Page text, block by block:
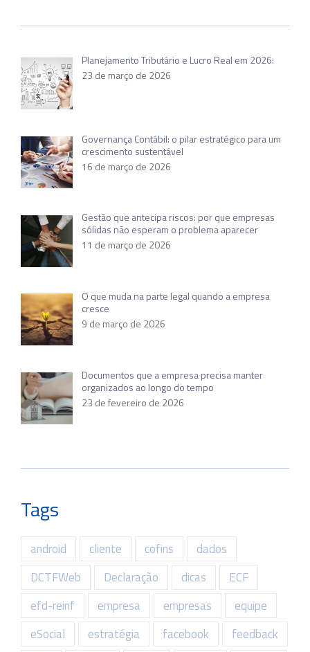
Planejamento Tributário e Lucro Real em 2026:
23 de março de 2026
Governança Contábil: o pilar estratégico para um
crescimento sustentável
16 de março de 2026
Gestão que antecipa riscos: por que empresas
sólidas não esperam o problema aparecer
11 de março de 2026
O que muda na parte legal quando a empresa
cresce
9 de março de 2026
Documentos que a empresa precisa manter
organizados ao longo do tempo
23 de fevereiro de 2026
Tags
android cliente cofins
dados
DCTFWeb
Declaração dicas
ECF
efd-reinf
empresa empresas
equipe
eSocial
estratégia facebook
feedback